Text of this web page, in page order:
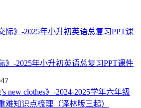
》-2025年小升初英语总复习PPT课件